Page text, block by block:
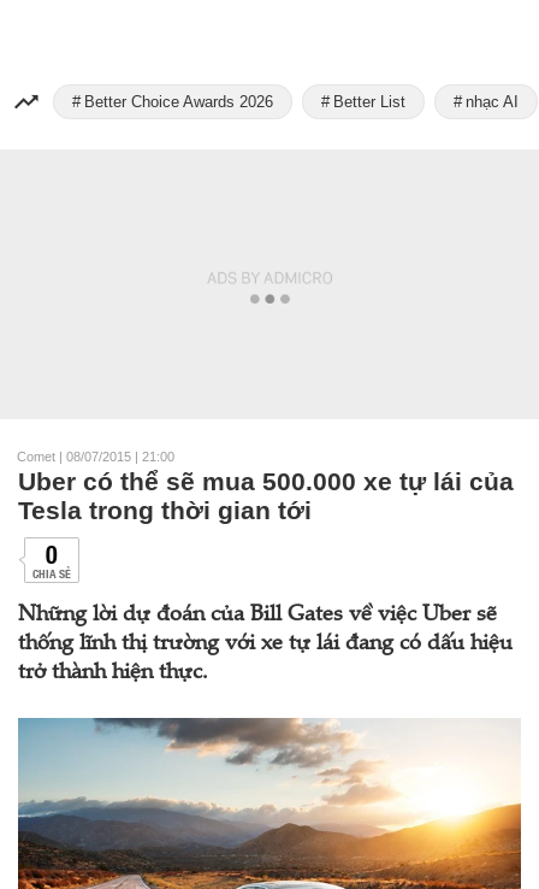
Better Choice Awards 2026 Better List nhạc AI
Comet | 08/07/2015 | 21:00
Uber có thể sẽ mua 500.000 xe tự lái của
Tesla trong thời gian tới
0
CHIA SẺ
Những lời dự đoán của Bill Gates về việc Uber sẽ
thống lĩnh thị trường với xe tự lái đang có dấu hiệu
trở thành hiện thực.